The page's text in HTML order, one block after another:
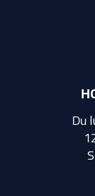
Du